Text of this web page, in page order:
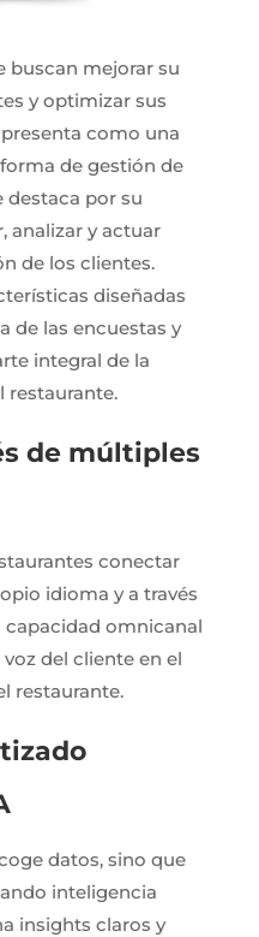
buscan mejorar su
y optimizar sus
como una
de gestión de
destaca por su
analizar y actuar
de los clientes.
diseñadas
de las encuestas y
integral de la
restaurante.
de múltiples
conectar
idioma y a través
capacidad omnicanal
del cliente en el
restaurante.
datos, sino que
inteligencia
insights claros y